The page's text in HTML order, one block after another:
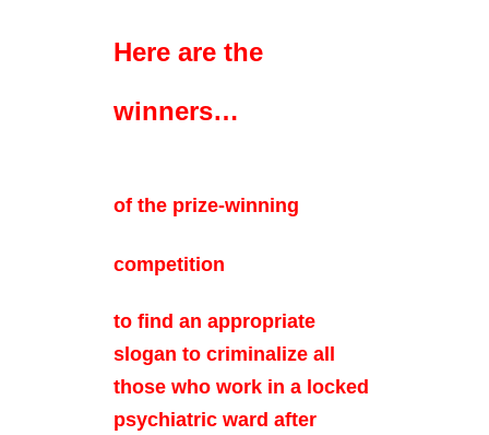
Here are the
winners…
of the prize-winning
competition
to find an appropriate
slogan to criminalize all
those who work in a locked
psychiatric ward after